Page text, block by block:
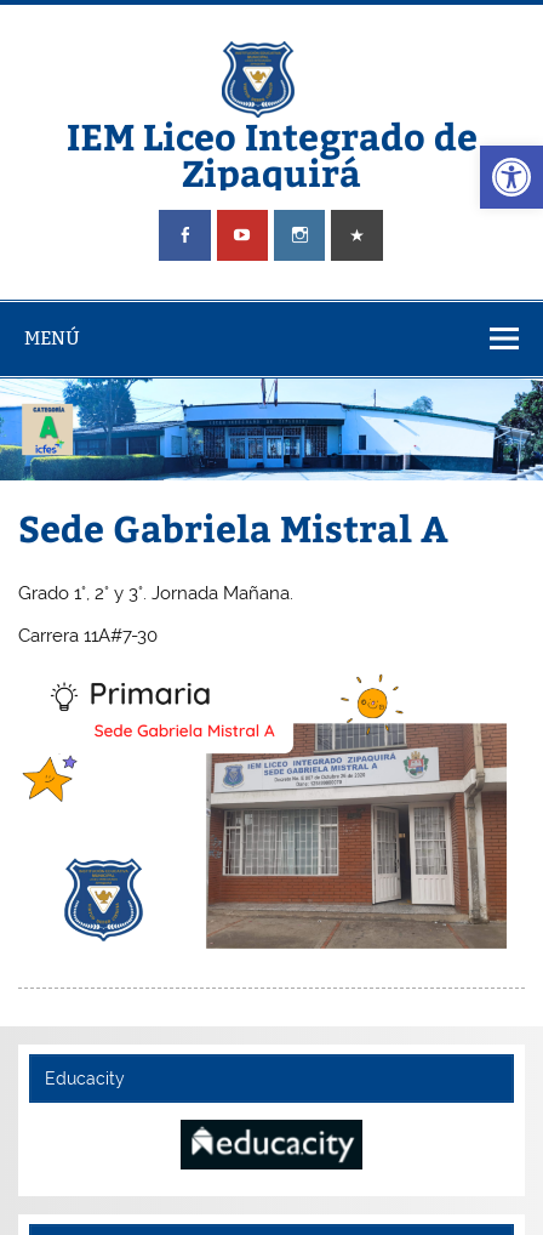
Abrir
Saltar
IEM Liceo Integrado de
Zipaquirá
Pagina del Liceo Integrado Zipaquira
MENÚ
Sede Gabriela Mistral A
Grado 1°, 2° y 3°. Jornada Mañana.
Carrera 11A#7-30
Educacity